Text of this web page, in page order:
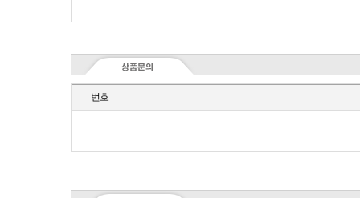
번호